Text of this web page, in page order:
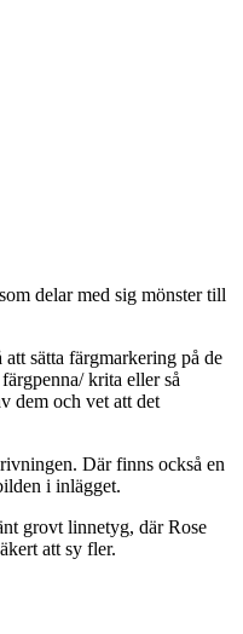
delar med sig mönster till
sätta färgmarkering på de
krita eller så
dem och vet att det
Där finns också en
i inlägget.
grovt linnetyg, där Rose
att sy fler.